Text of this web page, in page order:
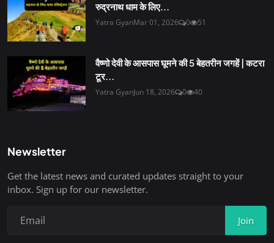
रुद्रनाथ धाम के लिए...
Yatra GyanMar 01, 2026 0 51
वैष्णो देवी के आसपास घूमने की 5 बेहतरीन जगहें | कटरा
टूर...
Yatra GyanJun 18, 2026 0 40
Newsletter
Get the latest news and curated updates straight to your
inbox. Sign up for our newsletter.
Join